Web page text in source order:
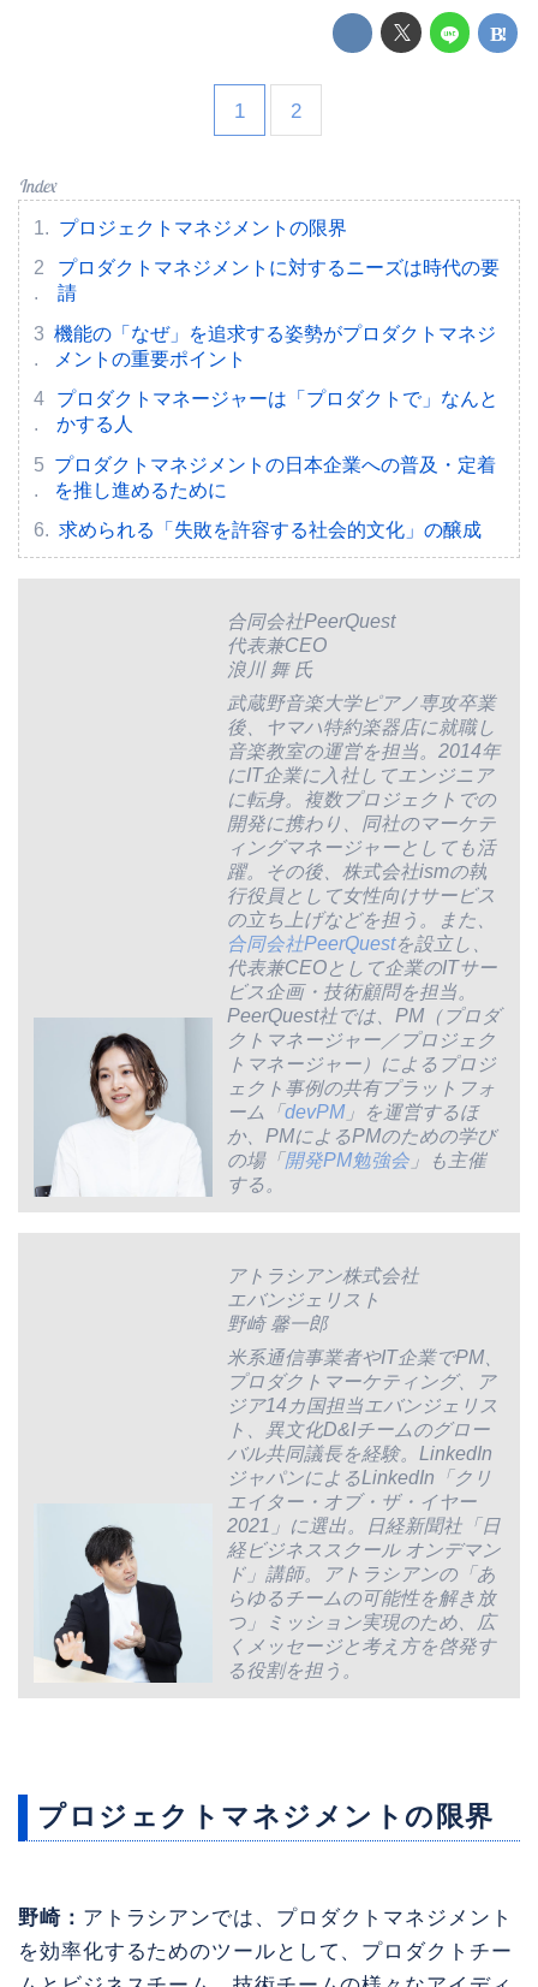
1 2
プロジェクトマネジメントの限界
プロダクトマネジメントに対するニーズは時代の要
請
機能の「なぜ」を追求する姿勢がプロダクトマネジ
メントの重要ポイント
プロダクトマネージャーは「プロダクトで」なんと
かする人
プロダクトマネジメントの日本企業への普及・定着
を推し進めるために
求められる「失敗を許容する社会的文化」の醸成
合同会社PeerQuest
代表兼CEO
浪川 舞 氏
武蔵野音楽大学ピアノ専攻卒業
後、ヤマハ特約楽器店に就職し
音楽教室の運営を担当。2014年
にIT企業に入社してエンジニア
に転身。複数プロジェクトでの
開発に携わり、同社のマーケテ
ィングマネージャーとしても活
躍。その後、株式会社ismの執
行役員として女性向けサービス
の立ち上げなどを担う。また、
合同会社PeerQuestを設立し、
代表兼CEOとして企業のITサー
ビス企画・技術顧問を担当。
PeerQuest社では、PM（プロダ
クトマネージャー／プロジェク
トマネージャー）によるプロジ
ェクト事例の共有プラットフォ
ーム「devPM」を運営するほ
か、PMによるPMのための学び
の場「 開発PM勉強会」も主催
する。
アトラシアン株式会社
エバンジェリスト
野崎 馨一郎
米系通信事業者やIT企業でPM、
プロダクトマーケティング、ア
ジア14カ国担当エバンジェリス
ト、異文化D&Iチームのグロー
バル共同議長を経験。LinkedIn
ジャパンによるLinkedIn「クリ
エイター・オブ・ザ・イヤー
2021」に選出。日経新聞社「日
経ビジネススクール オンデマン
ド」講師。アトラシアンの「あ
らゆるチームの可能性を解き放
つ」ミッション実現のため、広
くメッセージと考え方を啓発す
る役割を担う。
プロジェクトマネジメントの限界
野崎： アトラシアンでは、プロダクトマネジメント
を効率化するためのツールとして、プロダクトチー